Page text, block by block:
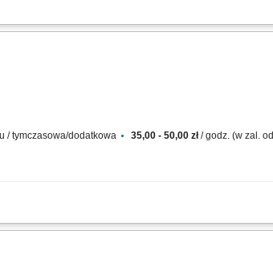
podczas transportu, aby dotarły w nienaruszonym
/ tymczasowa/dodatkowa 35,00 - 50,00 zł/ godz. (w zal. od
podczas transportu, aby dotarły w nienaruszonym